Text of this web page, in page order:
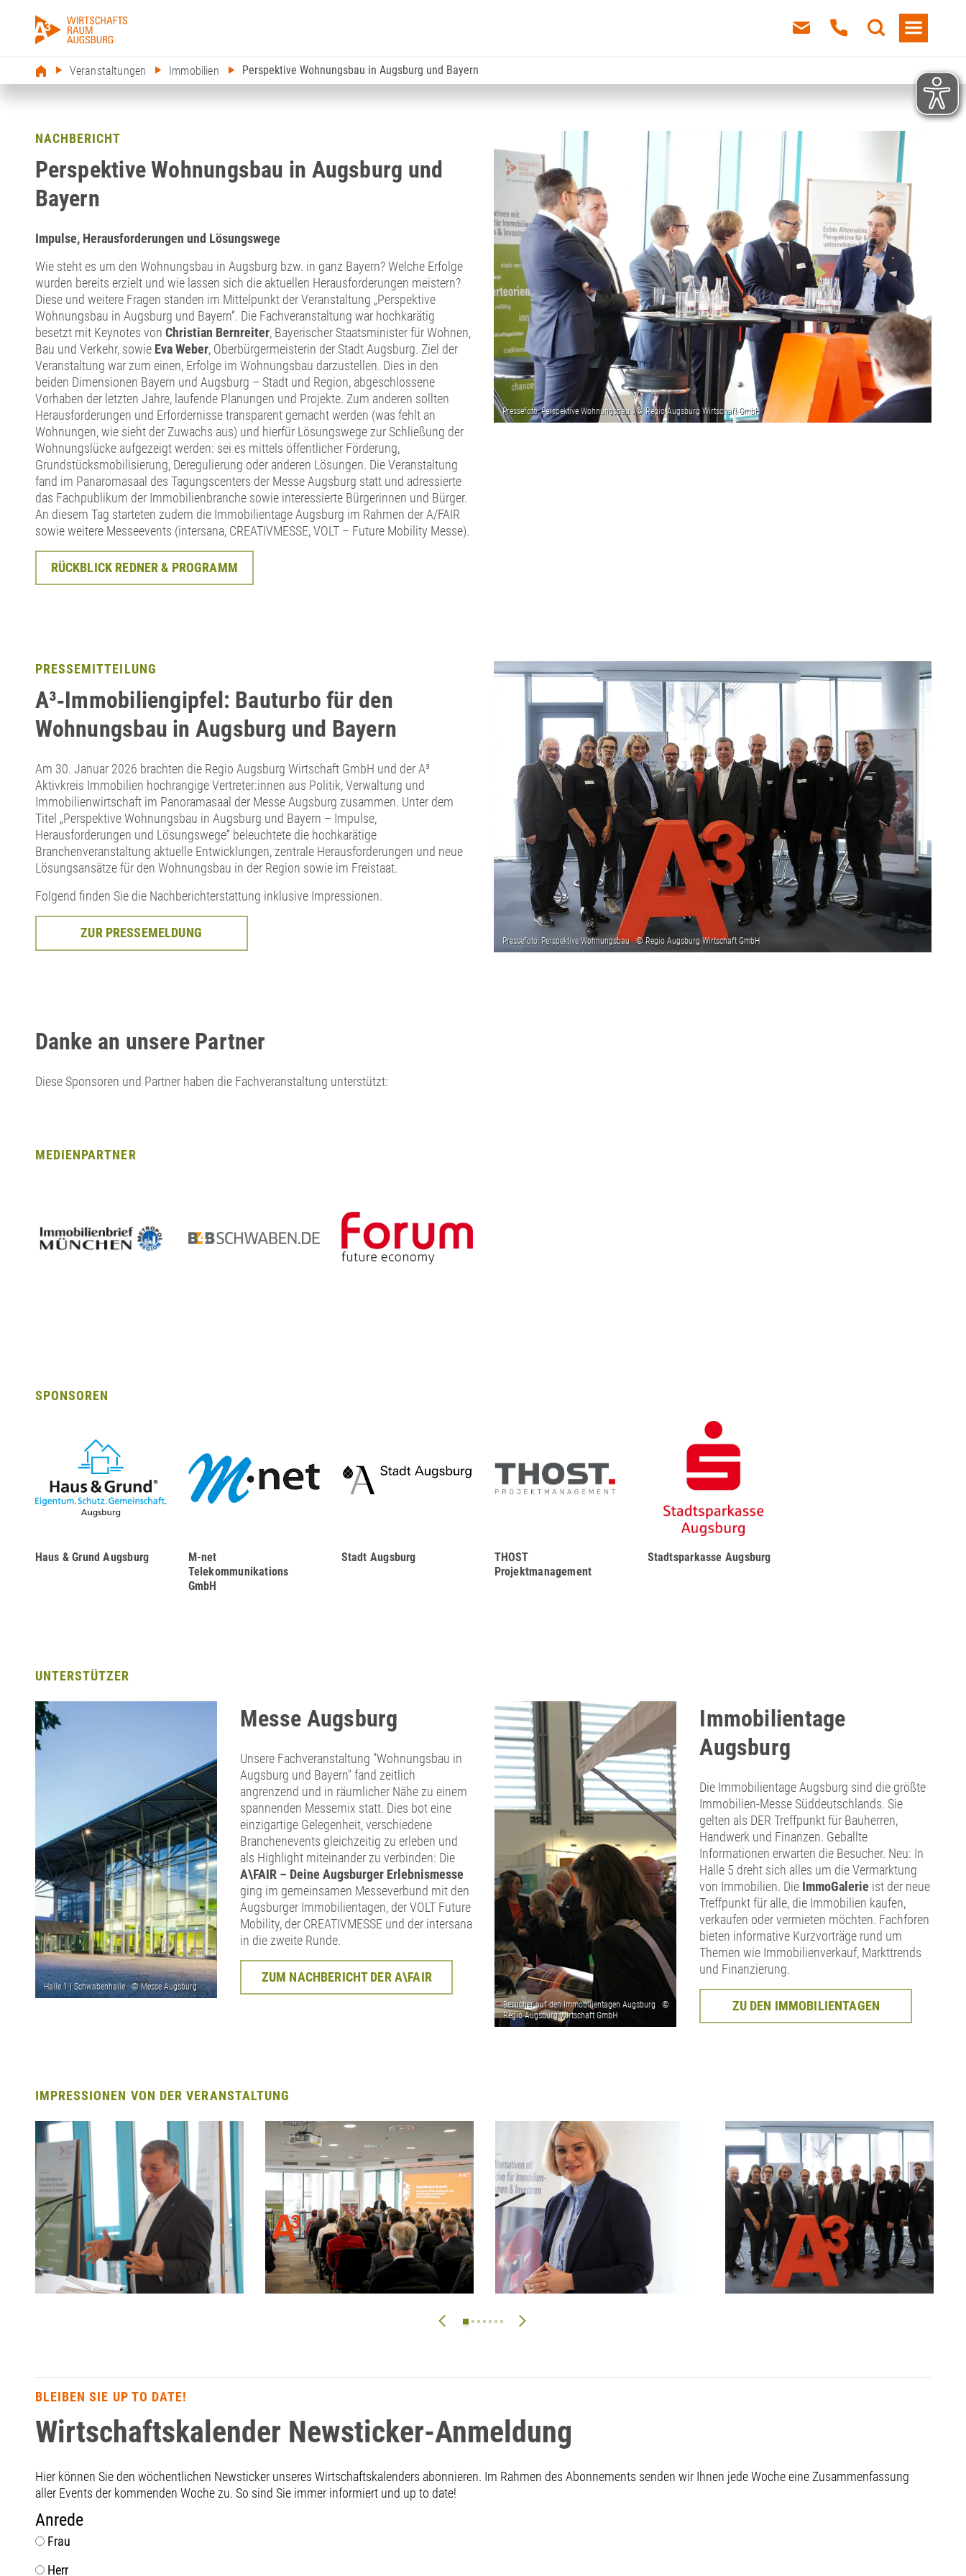
Veranstaltungen Immobilien Perspektive Wohnungsbau in Augsburg und Bayern
NACHBERICHT
Perspektive Wohnungsbau in Augsburg und
Bayern
Impulse, Herausforderungen und Lösungswege
Wie steht es um den Wohnungsbau in Augsburg bzw. in ganz Bayern? Welche Erfolge
wurden bereits erzielt und wie lassen sich die aktuellen Herausforderungen meistern?
Diese und weitere Fragen standen im Mittelpunkt der Veranstaltung „Perspektive
Wohnungsbau in Augsburg und Bayern“. Die Fachveranstaltung war hochkarätig
besetzt mit Keynotes von Christian Bernreiter, Bayerischer Staatsminister für Wohnen,
Bau und Verkehr, sowie Eva Weber, Oberbürgermeisterin der Stadt Augsburg. Ziel der
Veranstaltung war zum einen, Erfolge im Wohnungsbau darzustellen. Dies in den
beiden Dimensionen Bayern und Augsburg – Stadt und Region, abgeschlossene
Vorhaben der letzten Jahre, laufende Planungen und Projekte. Zum anderen sollten
Herausforderungen und Erfordernisse transparent gemacht werden (was fehlt an
Wohnungen, wie sieht der Zuwachs aus) und hierfür Lösungswege zur Schließung der
Wohnungslücke aufgezeigt werden: sei es mittels öffentlicher Förderung,
Grundstücksmobilisierung, Deregulierung oder anderen Lösungen. Die Veranstaltung
fand im Panaromasaal des Tagungscenters der Messe Augsburg statt und adressierte
das Fachpublikum der Immobilienbranche sowie interessierte Bürgerinnen und Bürger.
An diesem Tag starteten zudem die Immobilientage Augsburg im Rahmen der A/FAIR
sowie weitere Messeevents (intersana, CREATIVMESSE, VOLT – Future Mobility Messe).
RÜCKBLICK REDNER & PROGRAMM
PRESSEMITTEILUNG
A³‑Immobiliengipfel: Bauturbo für den
Wohnungsbau in Augsburg und Bayern
Am 30. Januar 2026 brachten die Regio Augsburg Wirtschaft GmbH und der A³
Aktivkreis Immobilien hochrangige Vertreter:innen aus Politik, Verwaltung und
Immobilienwirtschaft im Panoramasaal der Messe Augsburg zusammen. Unter dem
Titel „Perspektive Wohnungsbau in Augsburg und Bayern – Impulse,
Herausforderungen und Lösungswege“ beleuchtete die hochkarätige
Branchenveranstaltung aktuelle Entwicklungen, zentrale Herausforderungen und neue
Lösungsansätze für den Wohnungsbau in der Region sowie im Freistaat.
Folgend finden Sie die Nachberichterstattung inklusive Impressionen.
ZUR PRESSEMELDUNG
Danke an unsere Partner
Diese Sponsoren und Partner haben die Fachveranstaltung unterstützt:
MEDIENPARTNER
SPONSOREN
Haus & Grund Augsburg
M-net
Telekommunikations
GmbH
Stadt Augsburg
THOST
Projektmanagement
Stadtsparkasse Augsburg
UNTERSTÜTZER
Messe Augsburg
Unsere Fachveranstaltung "Wohnungsbau in
Augsburg und Bayern" fand zeitlich
angrenzend und in räumlicher Nähe zu einem
spannenden Messemix statt. Dies bot eine
einzigartige Gelegenheit, verschiedene
Branchenevents gleichzeitig zu erleben und
als Highlight miteinander zu verbinden: Die
A\FAIR – Deine Augsburger Erlebnismesse
ging im gemeinsamen Messeverbund mit den
Augsburger Immobilientagen, der VOLT Future
Mobility, der CREATIVMESSE und der intersana
in die zweite Runde.
ZUM NACHBERICHT DER A\FAIR
Immobilientage
Augsburg
Die Immobilientage Augsburg sind die größte
Immobilien-Messe Süddeutschlands. Sie
gelten als DER Treffpunkt für Bauherren,
Handwerk und Finanzen. Geballte
Informationen erwarten die Besucher. Neu: In
Halle 5 dreht sich alles um die Vermarktung
von Immobilien. Die ImmoGalerie ist der neue
Treffpunkt für alle, die Immobilien kaufen,
verkaufen oder vermieten möchten. Fachforen
bieten informative Kurzvorträge rund um
Themen wie Immobilienverkauf, Markttrends
und Finanzierung.
ZU DEN IMMOBILIENTAGEN
IMPRESSIONEN VON DER VERANSTALTUNG
BLEIBEN SIE UP TO DATE!
Wirtschaftskalender Newsticker-Anmeldung
Hier können Sie den wöchentlichen Newsticker unseres Wirtschaftskalenders abonnieren. Im Rahmen des Abonnements senden wir Ihnen jede Woche eine Zusammenfassung
aller Events der kommenden Woche zu. So sind Sie immer informiert und up to date!
Anrede
Frau
Herr